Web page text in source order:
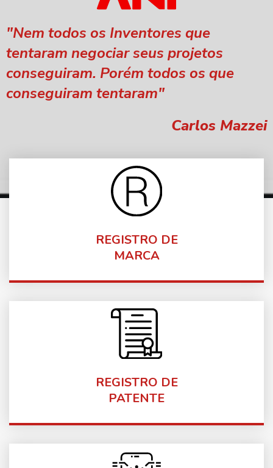
"Nem todos os Inventores que
tentaram negociar seus projetos
conseguiram. Porém todos os que
conseguiram tentaram"
Carlos Mazzei
REGISTRO DE
MARCA
Entenda tudo o que você precisa saber e fazer
para garantir...
Saiba mais
REGISTRO DE
PATENTE
O termo Patente é utilizado para designar um
privilégio legal...
Saiba mais